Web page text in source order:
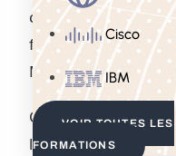
Cisco
IBM
VOIR TOUTES LES
FORMATIONS
centre de
formateur certifié
Microsoft, support
Cette formation
les compétences et